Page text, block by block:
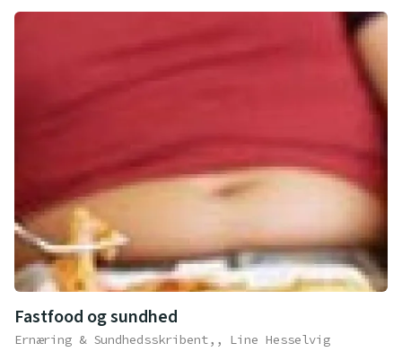
Fastfood og sundhed
Ernæring & Sundhedsskribent,, Line Hesselvig